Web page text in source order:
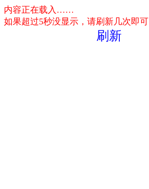
内容正在载入……
如果超过5秒没显示，请刷新几次即可
刷新